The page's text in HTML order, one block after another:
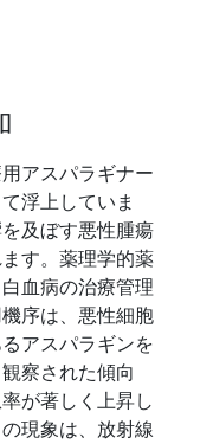
アスパラギナー
浮上していま
及ぼす悪性腫瘍
す。薬理学的薬
血病の治療管理
序は、悪性細胞
アスパラギンを
察された傾向
が著しく上昇し
現象は、放射線